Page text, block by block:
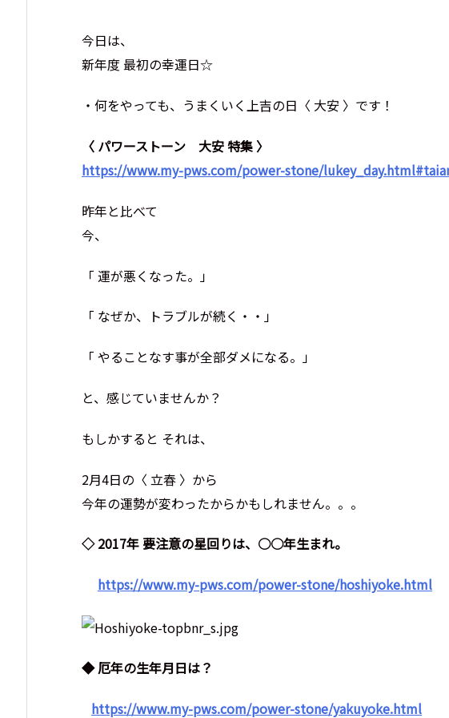
今日は、
新年度 最初の幸運日☆
・何をやっても、うまくいく上吉の日〈 大安 〉です！
〈 パワーストーン 大安 特集 〉
https://www.my-pws.com/power-stone/
昨年と比べて
今、
「 運が悪くなった。」
「 なぜか、トラブルが続く・・」
「 やることなす事が全部ダメになる。」
と、感じていませんか？
もしかすると それは、
2月4日の〈 立春 〉から
今年の運勢が変わったからかもしれません。。。
◇ 2017年 要注意の星回りは、○○年生まれ。
https://www.my-pws.com/power-stone/hoshiyoke.html
◆ 厄年の生年月日は？
https://www.my-pws.com/power-stone/yakuyoke.html